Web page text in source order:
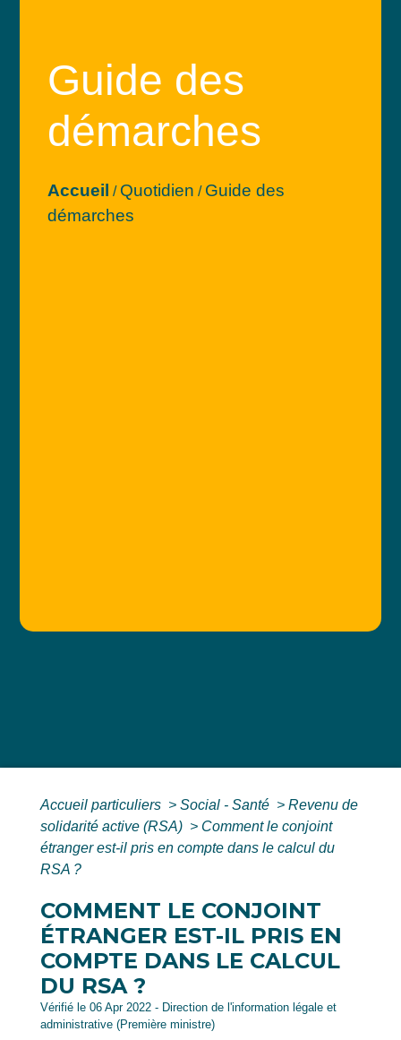
Guide des
démarches
Accueil / Quotidien / Guide des
démarches
Accueil particuliers > Social - Santé > Revenu de
solidarité active (RSA) > Comment le conjoint
étranger est-il pris en compte dans le calcul du
RSA ?
COMMENT LE CONJOINT
ÉTRANGER EST-IL PRIS EN
COMPTE DANS LE CALCUL
DU RSA ?
Vérifié le 06 Apr 2022 - Direction de l'information légale et
administrative (Première ministre)